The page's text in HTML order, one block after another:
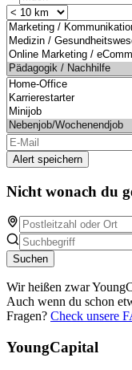
Alert speichern
Nicht wonach du
Suchen
Wir heißen zwar
Auch wenn du schon
Fragen? Check unsere
YoungCapital